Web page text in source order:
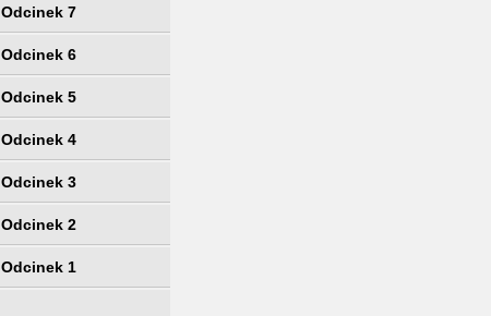
Odcinek 7
Odcinek 6
Odcinek 5
Odcinek 4
Odcinek 3
Odcinek 2
Odcinek 1